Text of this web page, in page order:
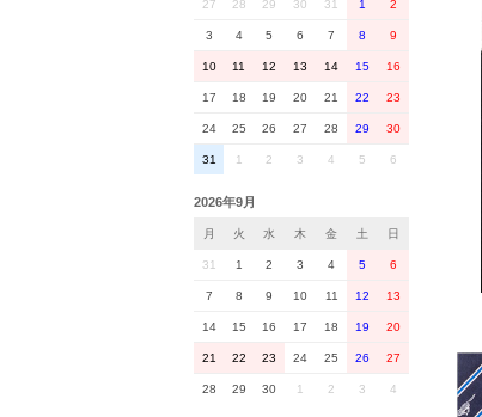
27 28 29 30 31 1 2
3 4 5 6 7 8 9
10 11 12 13 14 15 16
17 18 19 20 21 22 23
24 25 26 27 28 29 30
31 1 2 3 4 5 6
2026年9月
月 火 水 木 金 土 日
31 1 2 3 4 5 6
7 8 9 10 11 12 13
14 15 16 17 18 19 20
21 22 23 24 25 26 27
28 29 30 1 2 3 4